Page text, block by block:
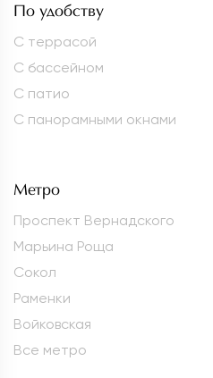
По удобству
С террасой
С бассейном
С патио
С панорамными окнами
Метро
Проспект Вернадского
Марьина Роща
Сокол
Раменки
Войковская
Все метро